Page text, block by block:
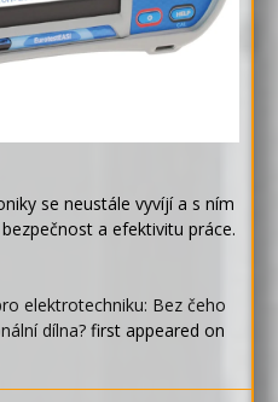
se neustále vyvíjí a s ním
a efektivitu práce.
elektrotechniku: Bez čeho
dílna? first appeared on